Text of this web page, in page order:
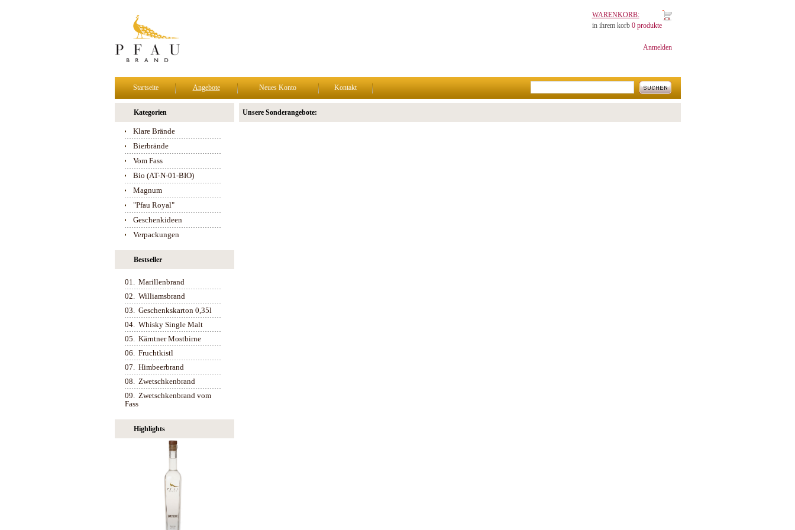
WARENKORB:
in ihrem korb 0 produkte
Anmelden
Startseite Angebote Neues Konto Kontakt
Kategorien
Klare Brände
Bierbrände
Vom Fass
Bio (AT-N-01-BIO)
Magnum
"Pfau Royal"
Geschenkideen
Verpackungen
Bestseller
01. Marillenbrand
02. Williamsbrand
03. Geschenkskarton 0,35l
04. Whisky Single Malt
05. Kärntner Mostbirne
06. Fruchtkistl
07. Himbeerbrand
08. Zwetschkenbrand
09. Zwetschkenbrand vom
Fass
Highlights
Unsere Sonderangebote: